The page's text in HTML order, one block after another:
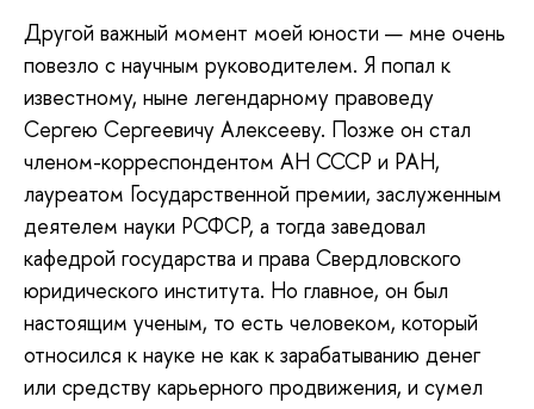
Другой важный момент моей юности — мне очень
повезло с научным руководителем. Я попал к
известному, ныне легендарному правоведу
Сергею Сергеевичу Алексееву. Позже он стал
членом-корреспондентом АН СССР и РАН,
лауреатом Государственной премии, заслуженным
деятелем науки РСФСР, а тогда заведовал
кафедрой государства и права Свердловского
юридического института. Но главное, он был
настоящим ученым, то есть человеком, который
относился к науке не как к зарабатыванию денег
или средству карьерного продвижения, и сумел